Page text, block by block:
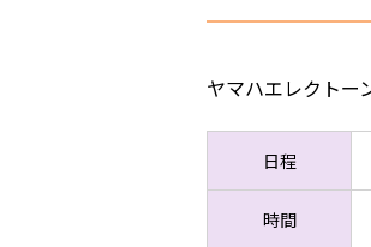
ヤマハエレクトー
日程
時間